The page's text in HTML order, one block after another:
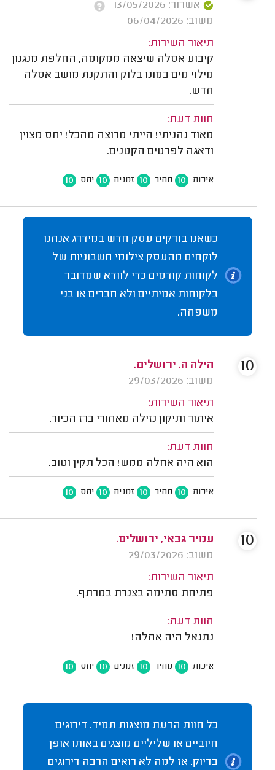
אשרור: 13/05/2026
משוב: 06/04/2026
תיאור השירות:
קיבוע אסלה שיצאה ממקומה, החלפת מנגנון
מילוי מים במונו בלוק והתקנת מושב אסלה
חדש.
חוות דעת:
מאוד נהניתי! הייתי מרוצה מהכל! יחס מצוין
ודאגה לפרטים הקטנים.
איכות 10 מחיר 10 זמנים 10 יחס 10
כשאנו בודקים עסק חדש במידרג אנחנו
לוקחים מהעסק צילומי חשבוניות של
לקוחות קודמים כדי לוודא שמדובר
בלקוחות אמיתיים ולא חברים או בני
משפחה.
הילה ה. ירושלים.
משוב: 29/03/2026
תיאור השירות:
איתור ותיקון נזילה מאחורי ברז הכיור.
חוות דעת:
הוא היה אחלה ממש! הכל תקין וטוב.
איכות 10 מחיר 10 זמנים 10 יחס 10
10
עמיר גבאי, ירושלים.
משוב: 29/03/2026
תיאור השירות:
פתיחת סתימה בצנרת במרתף.
חוות דעת:
נתנאל היה אחלה!
איכות 10 מחיר 10 זמנים 10 יחס 10
10
כל חוות הדעת מוצגות תמיד. דירוגים
חיוביים או שליליים מוצגים באותו אופן
בדיוק. אז למה לא רואים הרבה דירוגים